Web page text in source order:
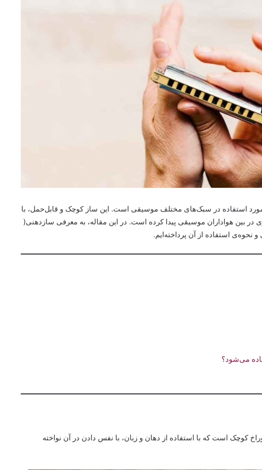
استفاده در سبک‌های مختلف موسیقی است. این ساز کوچک و قابل‌حمل، با
بین هواداران موسیقی پیدا کرده است. در این مقاله، به معرفی سازدهنی(
نحوه‌ی استفاده از آن پرداخته‌ایم.
می‌شود؟
است که با استفاده از دهان و زبان، با نفس دادن در آن نواخته